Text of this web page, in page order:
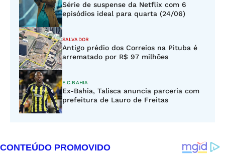
Série de suspense da Netflix com 6
episódios ideal para quarta (24/06)
SALVADOR
Antigo prédio dos Correios na Pituba é
arrematado por R$ 97 milhões
E.C.BAHIA
Ex-Bahia, Talisca anuncia parceria com
prefeitura de Lauro de Freitas